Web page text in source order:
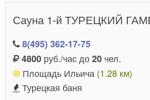
Сауна 1-й ТУРЕЦКИЙ
8(495) 362-17-75
4800 руб./час до20 чел.
Площадь Ильича (1.28 км)
Турецкая баня